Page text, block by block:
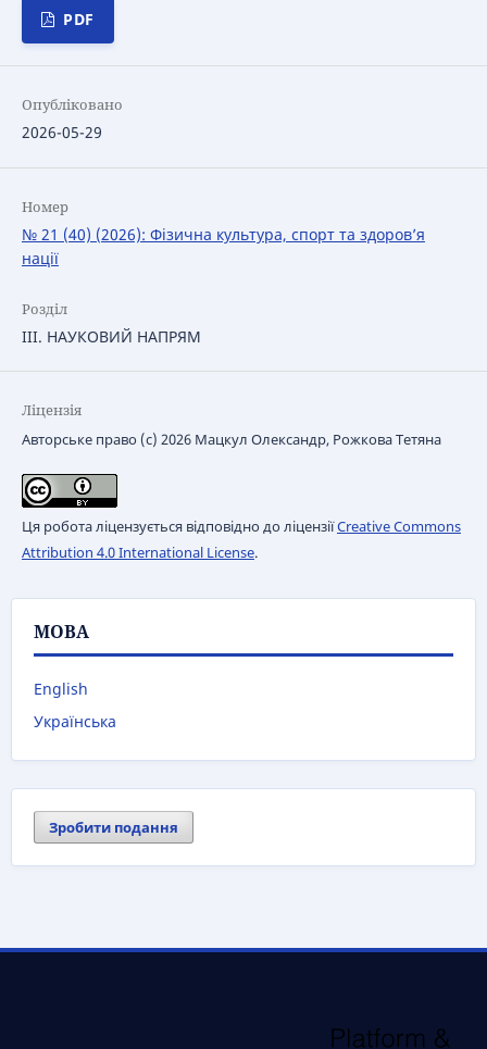
PDF
Опубліковано
2026-05-29
Номер
№ 21 (40) (2026): Фізична культура, спорт та здоров’я
нації
Розділ
ІІІ. НАУКОВИЙ НАПРЯМ
Ліцензія
Авторське право (c) 2026 Мацкул Олександр, Рожкова Тетяна
Ця робота ліцензується відповідно до ліцензіїCreative Commons
Attribution 4.0 International License.
МОВА
English
Українська
Зробити подання